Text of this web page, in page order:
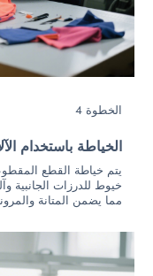
الخطوة 4
الخياطة باستخدام
يتم خياطة القطع
خيوط للدرزات الجانبية
مما يضمن المتانة